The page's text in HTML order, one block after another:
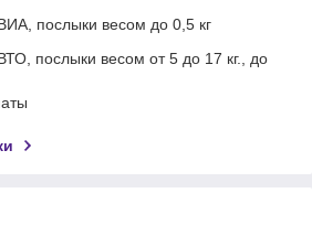
послыки весом до 0,5 кг
послыки весом от 5 до 17 кг., до